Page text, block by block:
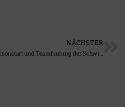
NÄCHSTER
Saisonstart und Teamfindung der Schwimmer